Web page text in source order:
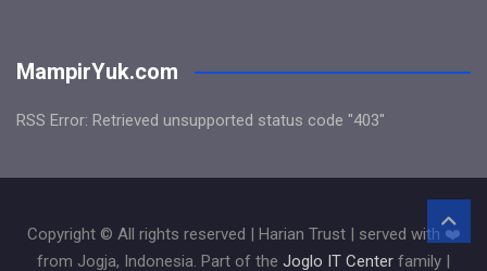
MampirYuk.com
RSS Error: Retrieved unsupported status code "403"
Copyright © All rights reserved | Harian Trust | served with ❤️
from Jogja, Indonesia. Part of the Joglo IT Center family |